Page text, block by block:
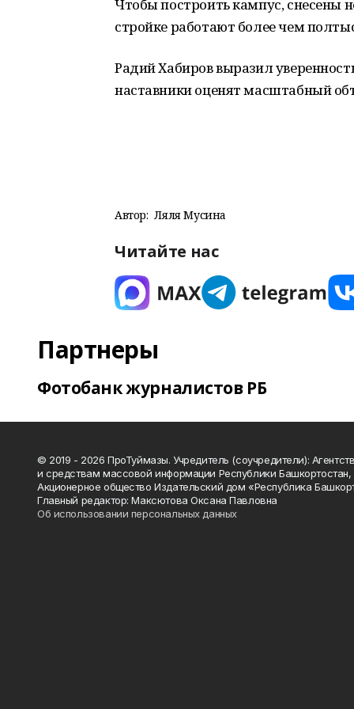
Чтобы построить кампус, снесены
стройке работают более чем
Радий Хабиров выразил
наставники оценят масштабный
Автор: Ляля Мусина
Читайте нас
Партнеры
Фотобанк журналистов РБ
© 2019 - 2026 ПроТуймазы. Учредитель (соучредители):
и средствам массовой информации Республики Башкортостан,
Акционерное общество Издательский дом «Республика
Главный редактор: Максютова Оксана Павловна
Об использовании персональных данных